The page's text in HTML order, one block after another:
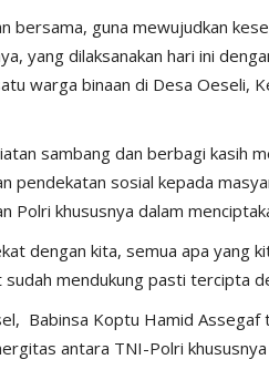
bersama, guna mewujudkan
yang dilaksanakan hari ini
warga binaan di Desa Oeseli,
sambang dan berbagi kasih
pendekatan sosial kepada
Polri khususnya dalam
dengan kita, semua apa yang
mendukung pasti tercipta
Babinsa Koptu Hamid Assegaf
antara TNI-Polri